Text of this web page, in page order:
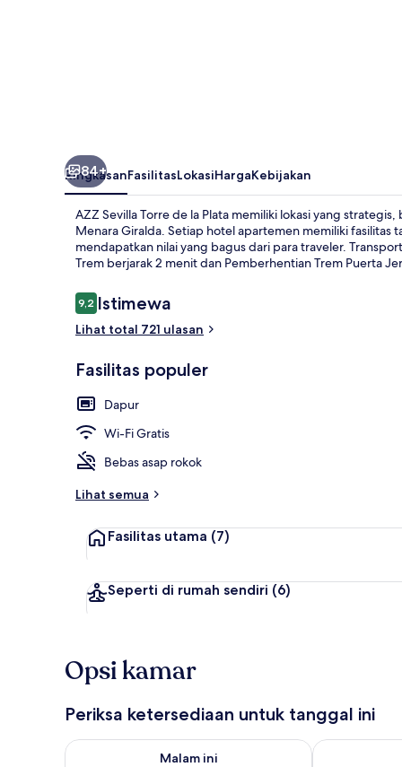
84+
RingkasanFasilitasLokasiHargaKebijakan
AZZ Sevilla Torre de la Plata memiliki lokasi yang
Menara Giralda. Setiap hotel apartemen memiliki fasilitas
mendapatkan nilai yang bagus dari para traveler.
Trem berjarak 2 menit dan Pemberhentian Trem Puerta
Ulasan
9,29,2 dari 10
Istimewa
Lihat total 721 ulasan
Fasilitas populer
Dapur
Wi-Fi Gratis
Bebas asap rokok
Lihat semua
Fasilitas utama (7)
Seperti di rumah sendiri (6)
Opsi kamar
Periksa ketersediaan untuk tanggal ini
Malam ini
Periksa ketersediaan untuk malam ini Agu 7 - Agu 8
Periksa